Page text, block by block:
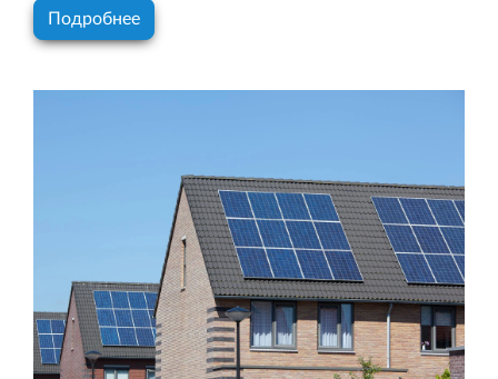
Подробнее